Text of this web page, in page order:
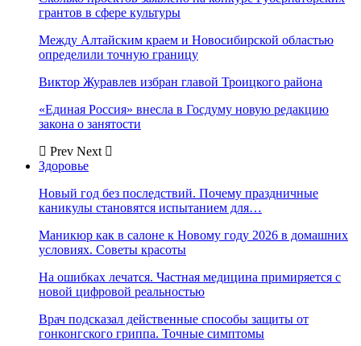
грантов в сфере культуры
Между Алтайским краем и Новосибирской областью
определили точную границу
Виктор Журавлев избран главой Троицкого района
«Единая Россия» внесла в Госдуму новую редакцию
закона о занятости
Prev Next
Здоровье
Новый год без последствий. Почему праздничные
каникулы становятся испытанием для…
Маникюр как в салоне к Новому году 2026 в домашних
условиях. Советы красоты
На ошибках лечатся. Частная медицина примиряется с
новой цифровой реальностью
Врач подсказал действенные способы защиты от
гонконгского гриппа. Точные симптомы